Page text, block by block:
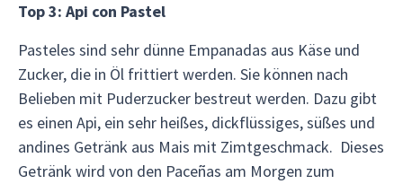
Top 3: Api con Pastel
Pasteles sind sehr dünne Empanadas aus Käse und
Zucker, die in Öl frittiert werden. Sie können nach
Belieben mit Puderzucker bestreut werden. Dazu gibt
es einen Api, ein sehr heißes, dickflüssiges, süßes und
andines Getränk aus Mais mit Zimtgeschmack. Dieses
Getränk wird von den Paceñas am Morgen zum